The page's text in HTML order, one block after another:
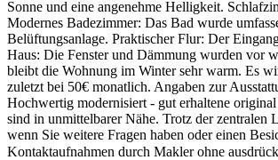
Sonne und eine angenehme Helligkeit.
Modernes Badezimmer: Das Bad wurde
Belüftungsanlage. Praktisch­er Flur: Der
Haus: Die Fenster und Dämmung wurden vor
bleibt die Wohnung im Winter sehr warm. Es
zuletzt bei 50€ monatlich. Angaben zur
Hochwertig modernisiert - gut erhaltene
sind in unmittelbarer Nähe. Trotz der zentralen
wenn Sie weitere Fragen haben oder einen
Kontaktaufnahmen durch Makler ohne